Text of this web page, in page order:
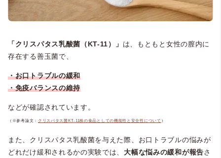
「クリスパタス乳酸菌（KT-11）」 は、もともと女性の膣内に
存在する善玉菌で、
・お口トラブルの緩和
・免疫バランスの維持
などが確認されています。
（※参考論文： クリスパタス菌KT-11株の食品としての機能性と安全性について ）
また、クリスパタス乳酸菌を与えた際、お口トラブルの悩みが
どれだけ緩和されるかの実験では、 大幅な悩みの緩和が報告さ